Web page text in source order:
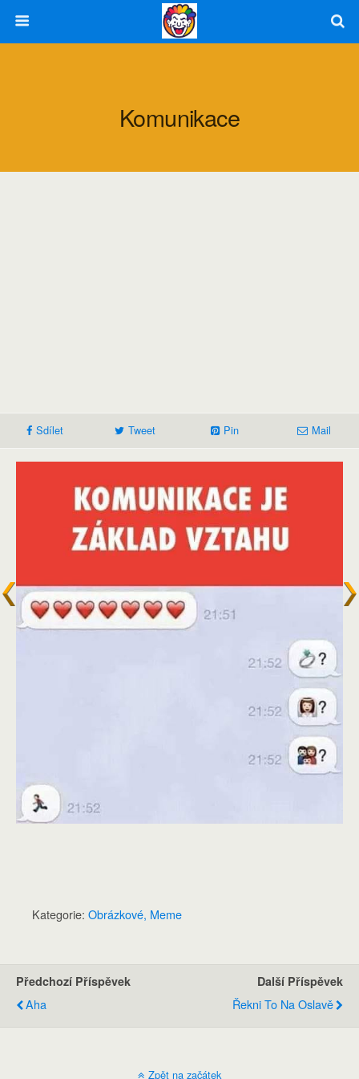
Komunikace
Sdílet Tweet Pin Mail
Kategorie: Obrázkové, Meme
Předchozí Příspěvek
Aha
Další Příspěvek
Řekni To Na Oslavě
Zpět na začátek